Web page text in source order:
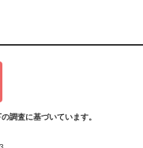
調査に基づいています。